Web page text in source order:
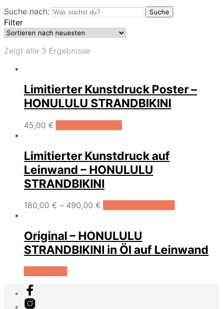
Suche nach: Suche
Filter
Zeigt alle 3 Ergebnisse
Limitierter Kunstdruck Poster –
HONULULU STRANDBIKINI
45,00 €
Limitierter Kunstdruck auf
Leinwand – HONULULU
STRANDBIKINI
180,00 € – 490,00 €
Original – HONULULU
STRANDBIKINI in Öl auf Leinwand